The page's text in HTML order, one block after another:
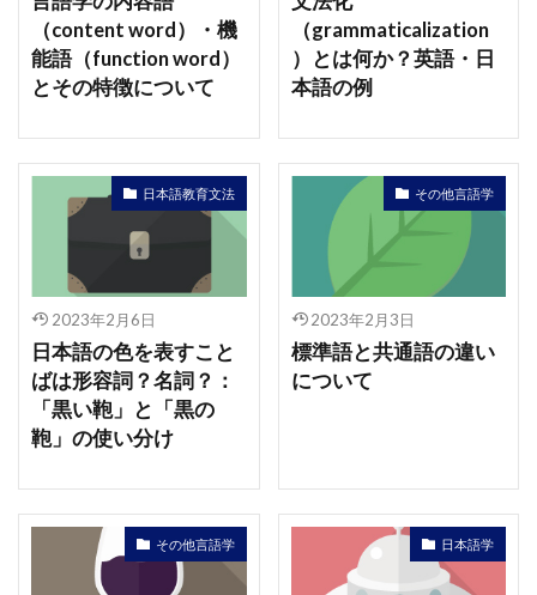
（content word）・機
能語（function word）
とその特徴について
（grammaticalization
）とは何か？英語・日
本語の例
日本語教育文法
2023年2月6日
日本語の色を表すこと
ばは形容詞？名詞？：
「黒い鞄」と「黒の
鞄」の使い分け
その他言語学
2023年2月3日
標準語と共通語の違い
について
その他言語学 日本語学